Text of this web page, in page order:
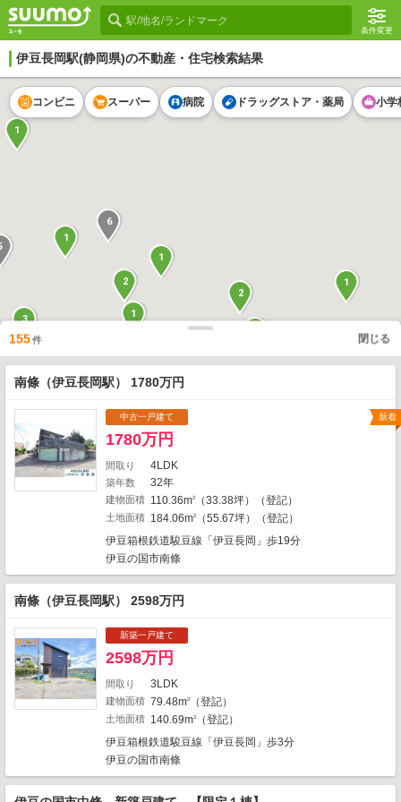
条件変更
伊豆長岡駅(静岡県)の不動産・住宅検索結果
2
5
1
6
3
1
2
1
2
1
4
1
1
2
1
1
5
2
1
1
1
1
1
コンビニ スーパー 病院 ドラッグストア・薬局 小学
155件 閉じる
南條（伊豆長岡駅） 1780万円
新着
中古一戸建て
1780万円
間取り 4LDK
築年数 32年
建物面積 110.36m2 （33.38坪）（登記）
土地面積 184.06m2
（55.67坪）（登記）
伊豆箱根鉄道駿豆線「伊豆長岡」歩19分
伊豆の国市南條
南條（伊豆長岡駅） 2598万円
新築一戸建て
2598万円
間取り 3LDK
建物面積 79.48m2 （登記）
土地面積 140.69m2
（登記）
伊豆箱根鉄道駿豆線「伊豆長岡」歩3分
伊豆の国市南條